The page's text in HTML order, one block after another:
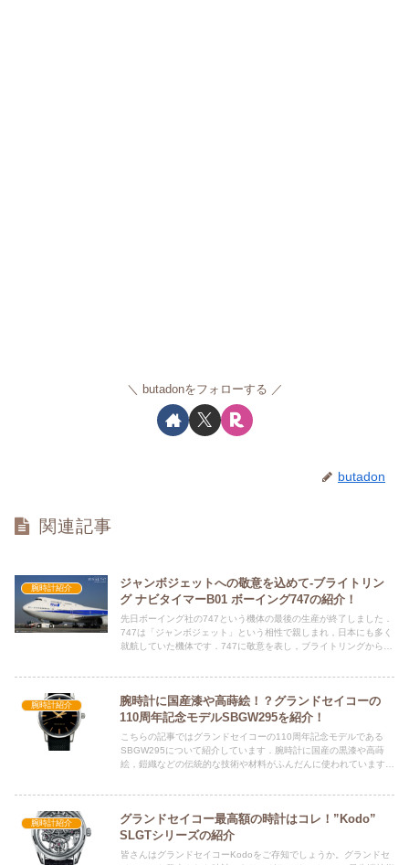
butadonをフォローする
butadon
関連記事
腕時計紹介
ジャンボジェットへの敬意を込めて-ブライトリン
グ ナビタイマーB01 ボーイング747の紹介！
先日ボーイング社の747という機体の最後の生産が終了しました．
747は「ジャンボジェット」という相性で親しまれ，日本にも多く
就航していた機体です．747に敬意を表し，ブライトリングから
腕時計紹介
腕時計に国産漆や高蒔絵！？グランドセイコーの
110周年記念モデルSBGW295を紹介！
こちらの記事ではグランドセイコーの110周年記念モデルである
SBGW295について紹介しています．腕時計に国産の黒漆や高蒔
絵，鎧織などの伝統的な技術や材料がふんだんに使われています．
腕時計紹介
グランドセイコー最高額の時計はコレ！”Kodo”
SLGTシリーズの紹介
皆さんはグランドセイコーKodoをご存知でしょうか。グランドセ